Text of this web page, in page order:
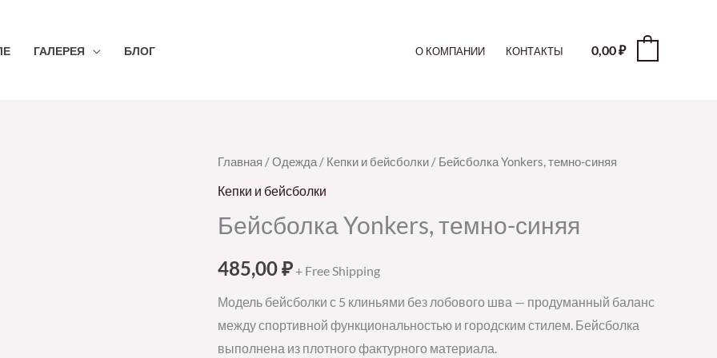
ГАЛЕРЕЯ БЛОГ О КОМПАНИИ КОНТАКТЫ 0,00₽
Главная /Одежда / Кепки и бейсболки / Бейсболка Yonkers, темно-синяя
Кепки и бейсболки
Бейсболка Yonkers, темно-синяя
485,00₽ + Free Shipping
Модель бейсболки с 5 клиньями без лобового шва — продуманный баланс
между спортивной функциональностью и городским стилем. Бейсболка
выполнена из плотного фактурного материала.
Количество
товара
Yonkers,
синяя